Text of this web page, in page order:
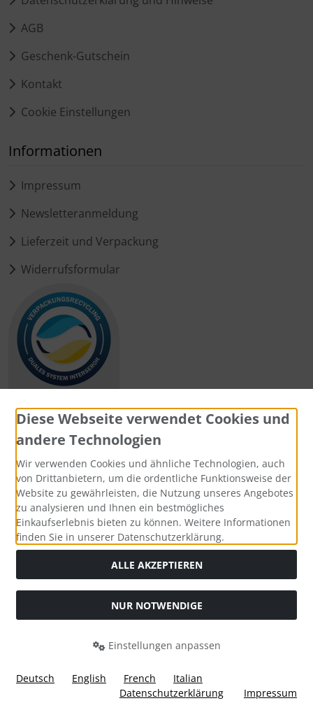
AGB
Geschenk-Gutschein
Kontakt
Cookie Einstellungen
Informationen
Impressum
Newsletteranmeldung
Lieferzeit und Verpackung
Widerrufsformular
Zahlungsmethoden
Social Media
Widerrufsformular
Diese Webseite verwendet Cookies und
andere Technologien
Wir verwenden Cookies und ähnliche Technologien, auch
von Drittanbietern, um die ordentliche Funktionsweise der
Website zu gewährleisten, die Nutzung unseres Angebotes
zu analysieren und Ihnen ein bestmögliches
Einkaufserlebnis bieten zu können. Weitere Informationen
finden Sie in unserer Datenschutzerklärung.
ALLE AKZEPTIEREN
NUR NOTWENDIGE
Einstellungen anpassen
Deutsch English French
Italian
Datenschutzerklärung
Impressum